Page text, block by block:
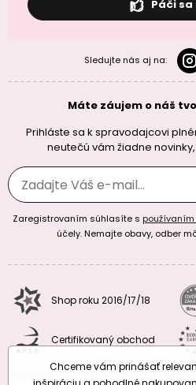
Páči
Sledujte nás aj na:
Máte záujem o náš
Prihláste sa k spravodajcovi
neutečú vám žiadne
Zaregistrovaním súhlasíte s
účely. Nemajte obavy, odber
Shop roku 2016/17/18
Certifikovaný obchod
Chceme vám prinášať